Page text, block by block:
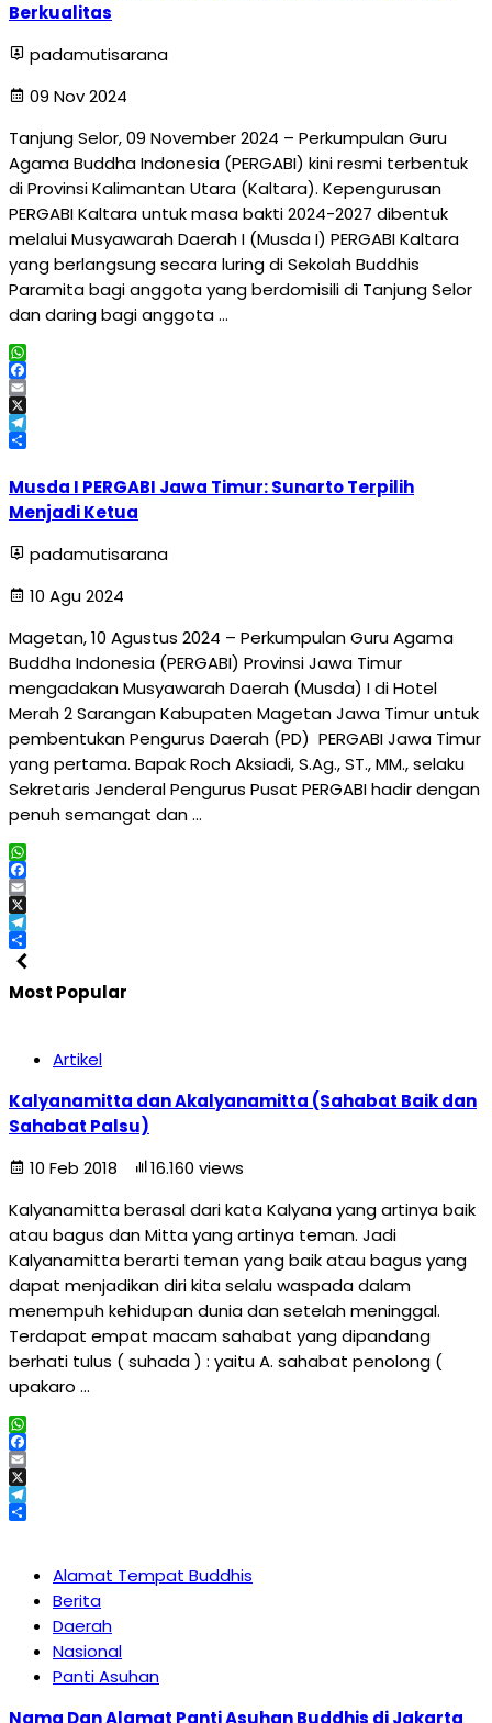
Berkualitas
padamutisarana
09 Nov 2024
Tanjung Selor, 09 November 2024 – Perkumpulan Guru
Agama Buddha Indonesia (PERGABI) kini resmi terbentuk
di Provinsi Kalimantan Utara (Kaltara). Kepengurusan
PERGABI Kaltara untuk masa bakti 2024-2027 dibentuk
melalui Musyawarah Daerah I (Musda I) PERGABI Kaltara
yang berlangsung secara luring di Sekolah Buddhis
Paramita bagi anggota yang berdomisili di Tanjung Selor
dan daring bagi anggota …
WhatsApp
Facebook
Email
X
Telegram
Musda I PERGABI Jawa Timur: Sunarto Terpilih
Menjadi Ketua
padamutisarana
10 Agu 2024
Magetan, 10 Agustus 2024 – Perkumpulan Guru Agama
Buddha Indonesia (PERGABI) Provinsi Jawa Timur
mengadakan Musyawarah Daerah (Musda) I di Hotel
Merah 2 Sarangan Kabupaten Magetan Jawa Timur untuk
pembentukan Pengurus Daerah (PD) PERGABI Jawa Timur
yang pertama. Bapak Roch Aksiadi, S.Ag., ST., MM., selaku
Sekretaris Jenderal Pengurus Pusat PERGABI hadir dengan
penuh semangat dan …
WhatsApp
Facebook
Email
X
Telegram
Share
Most Popular
Artikel
Kalyanamitta dan Akalyanamitta (Sahabat Baik dan
Sahabat Palsu)
10 Feb 2018
16.160 views
Kalyanamitta berasal dari kata Kalyana yang artinya baik
atau bagus dan Mitta yang artinya teman. Jadi
Kalyanamitta berarti teman yang baik atau bagus yang
dapat menjadikan diri kita selalu waspada dalam
menempuh kehidupan dunia dan setelah meninggal.
Terdapat empat macam sahabat yang dipandang
berhati tulus ( suhada ) : yaitu A. sahabat penolong (
upakaro …
WhatsApp
Facebook
Email
X
Telegram
Alamat Tempat Buddhis
Berita
Daerah
Nasional
Panti Asuhan
Nama Dan Alamat Panti Asuhan Buddhis di Jakarta